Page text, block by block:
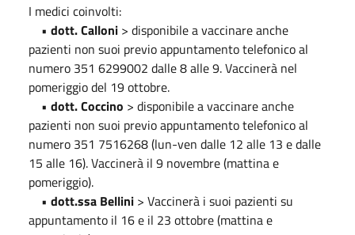
I medici coinvolti:
• dott. Calloni > disponibile a vaccinare anche
pazienti non suoi previo appuntamento telefonico al
numero 351 6299002 dalle 8 alle 9. Vaccinerà nel
pomeriggio del 19 ottobre.
• dott. Coccino > disponibile a vaccinare anche
pazienti non suoi previo appuntamento telefonico al
numero 351 7516268 (lun-ven dalle 12 alle 13 e dalle
15 alle 16). Vaccinerà il 9 novembre (mattina e
pomeriggio).
• dott.ssa Bellini > Vaccinerà i suoi pazienti su
appuntamento il 16 e il 23 ottobre (mattina e